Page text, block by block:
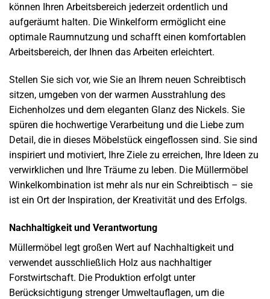
können Ihren Arbeitsbereich jederzeit ordentlich und
aufgeräumt halten. Die Winkelform ermöglicht eine
optimale Raumnutzung und schafft einen komfortablen
Arbeitsbereich, der Ihnen das Arbeiten erleichtert.
Stellen Sie sich vor, wie Sie an Ihrem neuen Schreibtisch
sitzen, umgeben von der warmen Ausstrahlung des
Eichenholzes und dem eleganten Glanz des Nickels. Sie
spüren die hochwertige Verarbeitung und die Liebe zum
Detail, die in dieses Möbelstück eingeflossen sind. Sie sind
inspiriert und motiviert, Ihre Ziele zu erreichen, Ihre Ideen zu
verwirklichen und Ihre Träume zu leben. Die Müllermöbel
Winkelkombination ist mehr als nur ein Schreibtisch – sie
ist ein Ort der Inspiration, der Kreativität und des Erfolgs.
Nachhaltigkeit und Verantwortung
Müllermöbel legt großen Wert auf Nachhaltigkeit und
verwendet ausschließlich Holz aus nachhaltiger
Forstwirtschaft. Die Produktion erfolgt unter
Berücksichtigung strenger Umweltauflagen, um die